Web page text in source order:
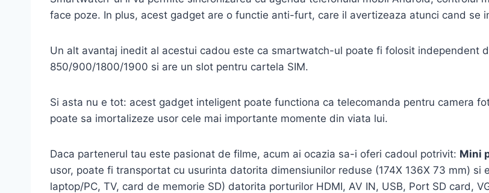
face poze. In plus, acest gadget are o functie anti-furt, care il avertizeaza atunci cand se
Un alt avantaj inedit al acestui cadou este ca smartwatch-ul poate fi folosit independent
850/900/1800/1900 si are un slot pentru cartela SIM.
Si asta nu e tot: acest gadget inteligent poate functiona ca telecomanda pentru camera
poate sa imortalizeze usor cele mai importante momente din viata lui.
Daca partenerul tau este pasionat de filme, acum ai ocazia sa-i oferi cadoul potrivit: Mini
usor, poate fi transportat cu usurinta datorita dimensiunilor reduse (174X 136X 73 mm)
laptop/PC, TV, card de memorie SD) datorita porturilor HDMI, AV IN, USB, Port SD card,